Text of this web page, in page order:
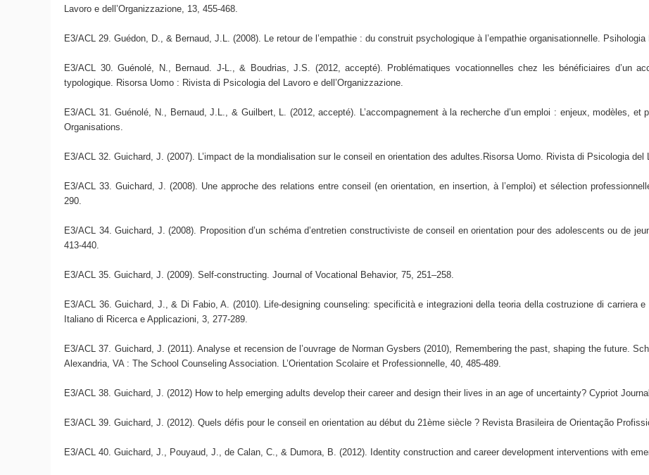
Lavoro e dell’Organizzazione, 13, 455-468.
E3/ACL 29. Guédon, D., & Bernaud, J.L. (2008). Le retour de l’empathie : du construit psychologique à l’empathie organisationnelle. Psihologia
E3/ACL 30. Guénolé, N., Bernaud. J-L., & Boudrias, J.S. (2012, accepté). Problématiques vocationnelles chez les bénéficiaires d’un
typologique. Risorsa Uomo : Rivista di Psicologia del Lavoro e dell’Organizzazione.
E3/ACL 31. Guénolé, N., Bernaud, J.L., & Guilbert, L. (2012, accepté). L’accompagnement à la recherche d’un emploi : enjeux, modèles,
Organisations.
E3/ACL 32. Guichard, J. (2007). L’impact de la mondialisation sur le conseil en orientation des adultes.Risorsa Uomo. Rivista di Psicologia del
E3/ACL 33. Guichard, J. (2008). Une approche des relations entre conseil (en orientation, en insertion, à l’emploi) et sélection
290.
E3/ACL 34. Guichard, J. (2008). Proposition d’un schéma d’entretien constructiviste de conseil en orientation pour des adolescents ou de
413-440.
E3/ACL 35. Guichard, J. (2009). Self-constructing. Journal of Vocational Behavior, 75, 251–258.
E3/ACL 36. Guichard, J., & Di Fabio, A. (2010). Life-designing counseling: specificità e integrazioni della teoria della costruzione di carriera
Italiano di Ricerca e Applicazioni, 3, 277-289.
E3/ACL 37. Guichard, J. (2011). Analyse et recension de l’ouvrage de Norman Gysbers (2010), Remembering the past, shaping the future.
Alexandria, VA : The School Counseling Association. L’Orientation Scolaire et Professionnelle, 40, 485-489.
E3/ACL 38. Guichard, J. (2012) How to help emerging adults develop their career and design their lives in an age of uncertainty? Cypriot
E3/ACL 39. Guichard, J. (2012). Quels défis pour le conseil en orientation au début du 21ème siècle ? Revista Brasileira de Orientação
E3/ACL 40. Guichard, J., Pouyaud, J., de Calan, C., & Dumora, B. (2012). Identity construction and career development interventions with